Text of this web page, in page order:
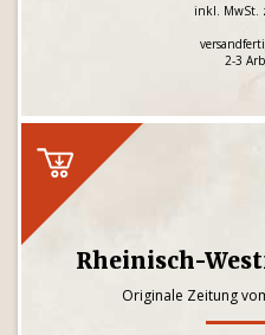
inkl. MwSt.
2-3
Rheinisch-
Originale Zeitung